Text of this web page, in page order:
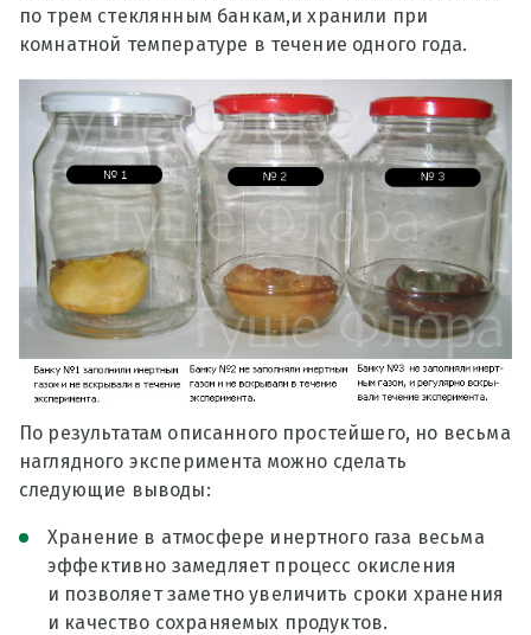
по трем стеклянным банкам,и хранили при
комнатной температуре в течение одного года.
По результатам описанного простейшего, но весьма
наглядного эксперимента можно сделать
следующие выводы:
Хранение в атмосфере инертного газа весьма
эффективно замедляет процесс окисления
и позволяет заметно увеличить сроки хранения
и качество сохраняемых продуктов.